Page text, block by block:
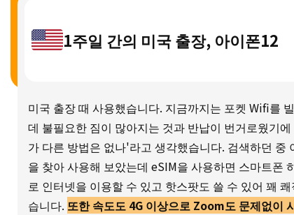
1주일 간의 미국 출장, 아이폰12
미국 출장 때 사용했습니다. 지금까지는 포켓 Wifi를
데 불필요한 짐이 많아지는 것과 반납이 번거로웠기
가 다른 방법은 없나'라고 생각했습니다. 검색하던 중
을 찾아 사용해 보았는데 eSIM을 사용하면 스마트폰
로 인터넷을 이용할 수 있고 핫스팟도 쓸 수 있어 꽤
습니다. 또한 속도도 4G 이상으로 Zoom도 문제없이